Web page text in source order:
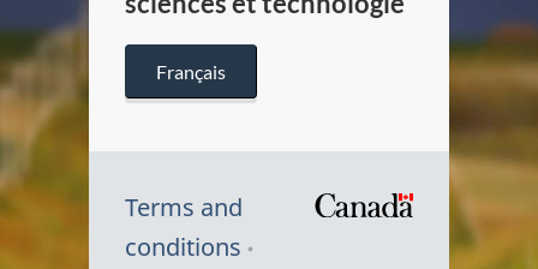
Français
Terms and
conditions
Symbole